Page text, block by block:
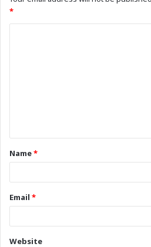
*
Name*
Email *
Website